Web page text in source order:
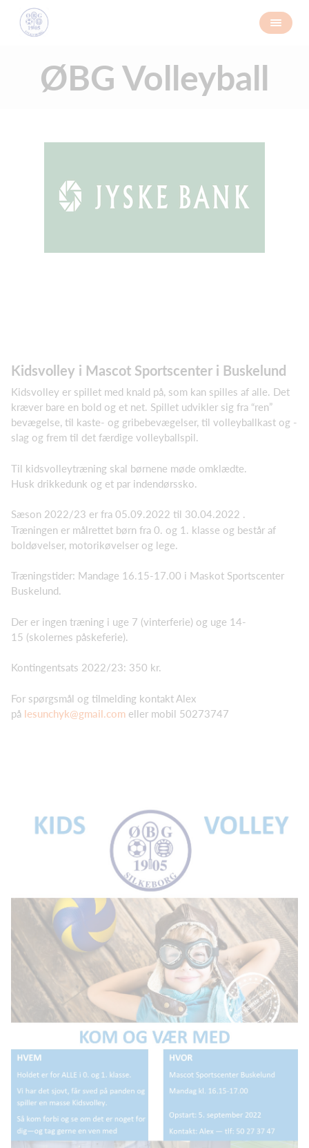
ØBG Volleyball
Kidsvolley i Mascot Sportscenter i Buskelund
Kidsvolley er spillet med knald på, som kan spilles af alle. Det
kræver bare en bold og et net. Spillet udvikler sig fra “ren”
bevægelse, til kaste- og gribebevægelser, til volleyballkast og -
slag og frem til det færdige volleyballspil.
Til kidsvolleytræning skal børnene møde omklædte.
Husk drikkedunk og et par indendørssko.
Sæson 2022/23 er fra 05.09.2022 til 30.04.2022 .
Træningen er målrettet børn fra 0. og 1. klasse og består af
boldøvelser, motorikøvelser og lege.
Træningstider: Mandage 16.15-17.00 i Maskot Sportscenter
Buskelund.
Der er ingen træning i uge 7 (vinterferie) og uge 14-
15 (skolernes påskeferie).
Kontingentsats 2022/23: 350 kr.
For spørgsmål og tilmelding kontakt Alex
på lesunchyk@gmail.com eller mobil 50273747